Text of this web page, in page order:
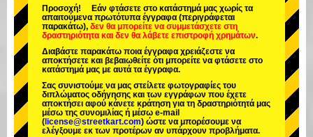
Τόκιο Ασακούσα Οσάκα
Οκινάουα
Προσοχή! Εάν φτάσετε στο κατάστημά μας χωρίς τα
απαιτούμενα πρωτότυπα έγγραφα (περιγράφεται
παρακάτω), δεν θα μπορείτε να συμμετάσχετε στη
δραστηριότητα και δεν θα λάβετε επιστροφή χρημάτων.
Διαβάστε παρακάτω ποια έγγραφα χρειάζεστε να
αποκτήσετε και βεβαιωθείτε ότι μπορείτε να φτάσετε στο
κατάστημά μας με αυτά τα έγγραφα.
Σας συνιστούμε να μας στείλετε φωτογραφίες του
διπλώματος οδήγησης και των εγγράφων που έχετε
αποκτήσει αφού κάνετε κράτηση για τη δραστηριότητά μας
μέσω της συνομιλίας ή μέσω e-mail
( license@streetkart.com) ώστε να μπορέσουμε να
ελέγξουμε εκ των προτέρων αν υπάρχουν προβλήματα.